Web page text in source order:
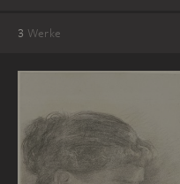
3 Werke